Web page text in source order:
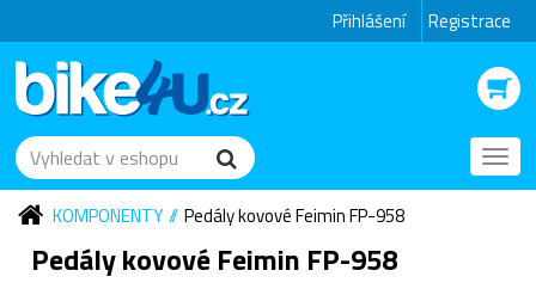
Přihlášení Registrace
KOMPONENTY
Pedály kovové Feimin FP-958
Pedály kovové Feimin FP-958